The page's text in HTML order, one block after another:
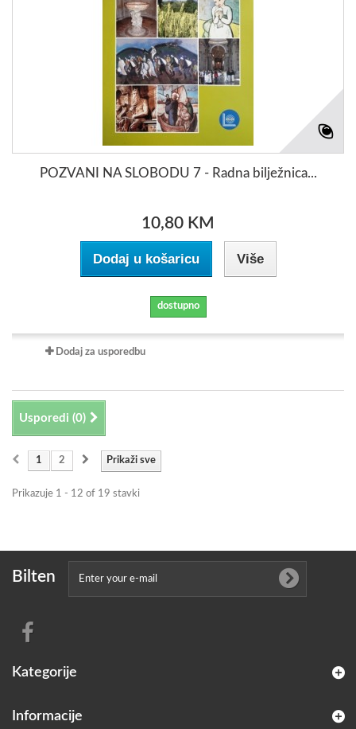
POZVANI NA SLOBODU 7 - Radna bilježnica...
10,80 KM
Dodaj u košaricu Više
dostupno
Dodaj za usporedbu
Usporedi (0)
Prikaži sve
1 2
Prikazuje 1 - 12 of 19 stavki
Bilten
Kategorije
Informacije